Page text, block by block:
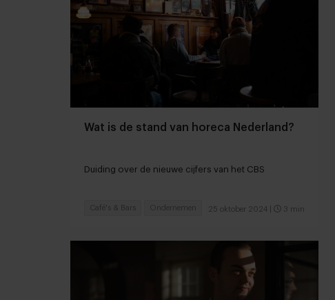
Wat is de stand van horeca Nederland?
Duiding over de nieuwe cijfers van het CBS
25 oktober 2024 3 min
Café's & Bars Ondernemen